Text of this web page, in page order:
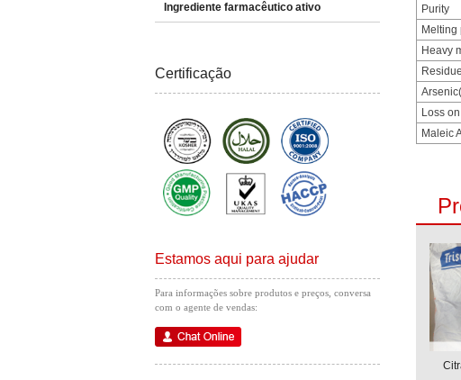
Ingrediente farmacêutico ativo
Certificação
Estamos aqui para ajudar
Para informações sobre produtos e preços, conversa
com o agente de vendas:
Purity
Melting
Heavy
Loss
Maleic